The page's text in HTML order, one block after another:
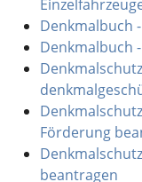
Denkmalbuch
Denkmalbuch
Förderung
beantragen